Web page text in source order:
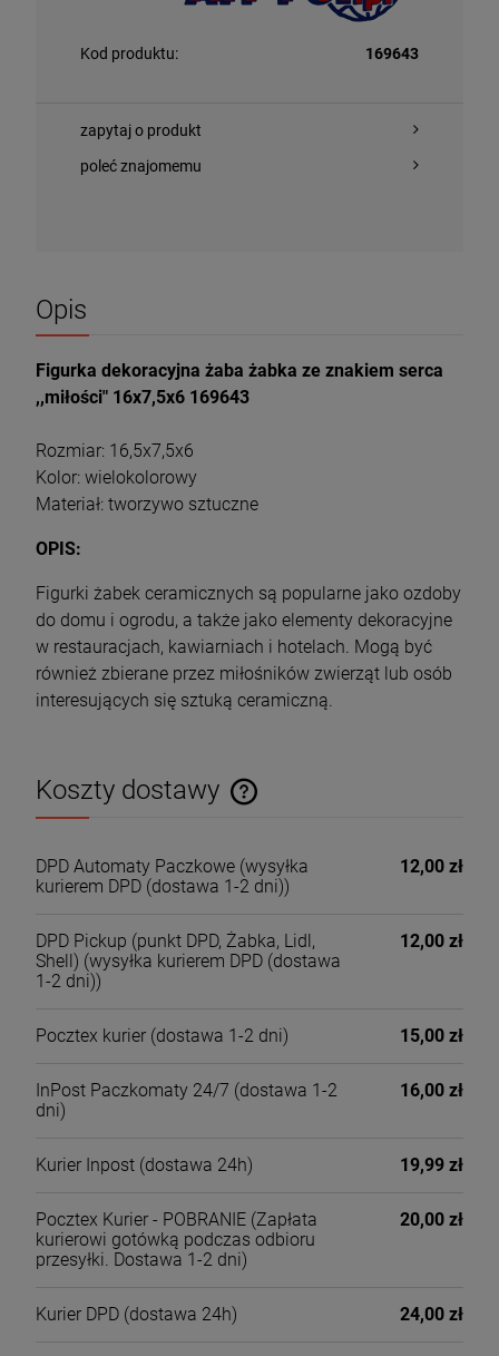
Kod produktu: 169643
zapytaj o produkt
poleć znajomemu
Opis
Figurka dekoracyjna żaba żabka ze znakiem serca
,,miłości" 16x7,5x6 169643
Rozmiar: 16,5x7,5x6
Kolor: wielokolorowy
Materiał: tworzywo sztuczne
OPIS:
Figurki żabek ceramicznych są popularne jako ozdoby
do domu i ogrodu, a także jako elementy dekoracyjne
w restauracjach, kawiarniach i hotelach. Mogą być
również zbierane przez miłośników zwierząt lub osób
interesujących się sztuką ceramiczną.
Koszty dostawy
Cena nie zawiera ewentualnych kosztów płatności
DPD Automaty Paczkowe (wysyłka
kurierem DPD (dostawa 1-2 dni))
12,00 zł
DPD Pickup (punkt DPD, Żabka, Lidl,
Shell) (wysyłka kurierem DPD (dostawa
1-2 dni))
12,00 zł
Pocztex kurier (dostawa 1-2 dni) 15,00 zł
InPost Paczkomaty 24/7 (dostawa 1-2
dni)
16,00 zł
Kurier Inpost (dostawa 24h) 19,99 zł
Pocztex Kurier - POBRANIE (Zapłata
kurierowi gotówką podczas odbioru
przesyłki. Dostawa 1-2 dni)
20,00 zł
Kurier DPD (dostawa 24h) 24,00 zł